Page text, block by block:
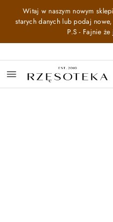
Przejdź do treści
Przejdź do
Przejdź do moje konto
Przejdź do menu
Przejdź do opisu
Przejdź do stopki
Witaj w naszym nowym
starych danych lub podaj
P.S - Fajnie